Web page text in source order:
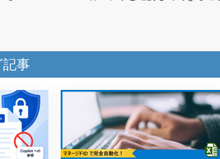
事